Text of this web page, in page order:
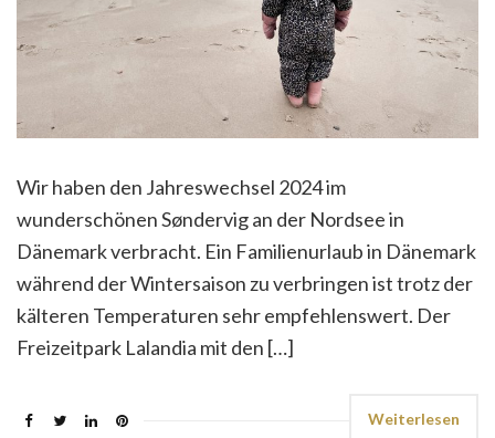
Wir haben den Jahreswechsel 2024 im
wunderschönen Søndervig an der Nordsee in
Dänemark verbracht. Ein Familienurlaub in Dänemark
während der Wintersaison zu verbringen ist trotz der
kälteren Temperaturen sehr empfehlenswert. Der
Freizeitpark Lalandia mit den […]
Weiterlesen